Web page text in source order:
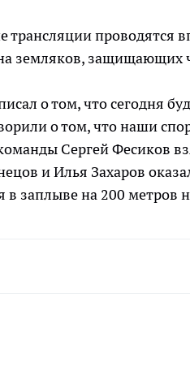
трансляции проводятся
земляков, защищающих
о том, что сегодня
о том, что наши
Сергей Фесиков
и Илья Захаров
в заплыве на 200 метров